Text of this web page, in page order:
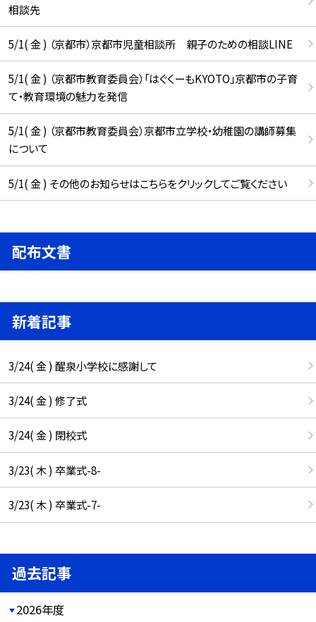
相談先
5/1( 金 ) （京都市）京都市児童相談所 親子のための相談LINE
5/1( 金 ) （京都市教育委員会）「はぐくーもKYOTO」京都市の子育
て・教育環境の魅力を発信
5/1( 金 ) （京都市教育委員会）京都市立学校・幼稚園の講師募集
について
5/1( 金 ) その他のお知らせはこちらをクリックしてご覧ください
配布文書
新着記事
3/24( 金 ) 醒泉小学校に感謝して
3/24( 金 ) 修了式
3/24( 金 ) 閉校式
3/23( 木 ) 卒業式-8-
3/23( 木 ) 卒業式-7-
過去記事
2026年度